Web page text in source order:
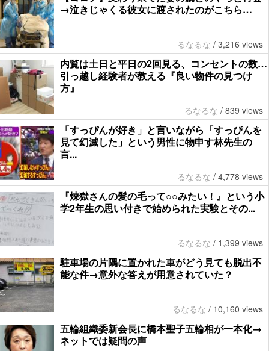
→泣きじゃくる彼女に渡されたのがこちら…
るなるな / 3,216 views
内覧は土日と平日の2回見る、コンセントの数…
引っ越し経験者が教える『良い物件の見つけ
方』
るなるな / 839 views
「すっぴんが好き」と言いながら「すっぴんを
見て幻滅した」という男性に物申す林先生の
言...
るなるな / 4,778 views
『煉獄さんの髪の毛って○○みたい！』という小
学2年生の思い付きで始められた実験とその...
るなるな / 1,399 views
駐車場の片隅に置かれた車がどう見ても脱出不
能な件→意外な答えが用意されていた？
るなるな / 10,160 views
五輪組織委新会長に橋本聖子五輪相が一本化→
ネットでは疑問の声